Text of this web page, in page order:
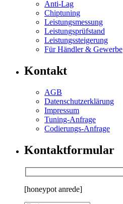
Anti-Lag
Chiptuning
Leistungsmessung
Leistungsprüfstand
Leistungssteigerung
Für Händler & Gewerbe
Kontakt
AGB
Datenschutzerklärung
Impressum
Tuning-Anfrage
Codierungs-Anfrage
Kontaktformular
[honeypot anrede]